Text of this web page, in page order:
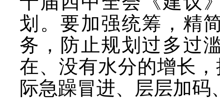
划。要加强统筹，精
务，防止规划过多过
在、没有水分的增长
际急躁冒进、层层加